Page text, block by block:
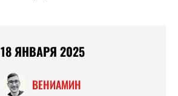
18 ЯНВАРЯ 2025
ВЕНИАМИН